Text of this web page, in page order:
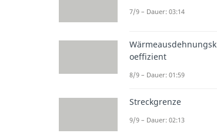
7/9 – Dauer: 03:14
Wärmeausdehnungsk
oeffizient
8/9 – Dauer: 01:59
Streckgrenze
9/9 – Dauer: 02:13